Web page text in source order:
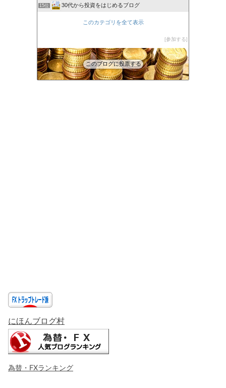
15位 30代から投資をはじめるブログ
このカテゴリを全て表示
参加する
このブログに投票する
にほんブログ村
為替・FXランキング